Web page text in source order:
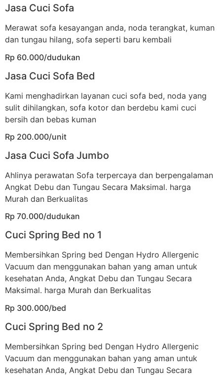
Jasa Cuci Sofa
Merawat sofa kesayangan anda, noda terangkat, kuman
dan tungau hilang, sofa seperti baru kembali
Rp 60.000/dudukan
Jasa Cuci Sofa Bed
Kami menghadirkan layanan cuci sofa bed, noda yang
sulit dihilangkan, sofa kotor dan berdebu kami cuci
bersih dan bebas kuman
Rp 200.000/unit
Jasa Cuci Sofa Jumbo
Ahlinya perawatan Sofa terpercaya dan berpengalaman
Angkat Debu dan Tungau Secara Maksimal. harga
Murah dan Berkualitas
Rp 70.000/dudukan
Cuci Spring Bed no 1
Membersihkan Spring bed Dengan Hydro Allergenic
Vacuum dan menggunakan bahan yang aman untuk
kesehatan Anda, Angkat Debu dan Tungau Secara
Maksimal. harga Murah dan Berkualitas
Rp 300.000/bed
Cuci Spring Bed no 2
Membersihkan Spring bed Dengan Hydro Allergenic
Vacuum dan menggunakan bahan yang aman untuk
kesehatan Anda, Angkat Debu dan Tungau Secara